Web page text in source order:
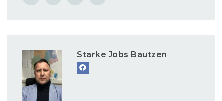
Starke Jobs Bautzen